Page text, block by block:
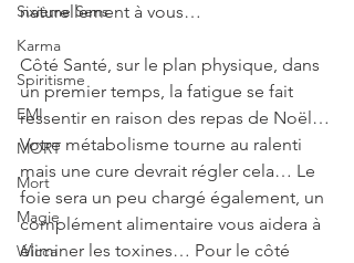
Sixième Sens
Karma
Spiritisme
EMI
MORT
Mort
Magie
Wicca
naturellement à vous…
Côté Santé, sur le plan physique, dans
un premier temps, la fatigue se fait
ressentir en raison des repas de Noël…
Votre métabolisme tourne au ralenti
mais une cure devrait régler cela… Le
foie sera un peu chargé également, un
complément alimentaire vous aidera à
éliminer les toxines… Pour le côté